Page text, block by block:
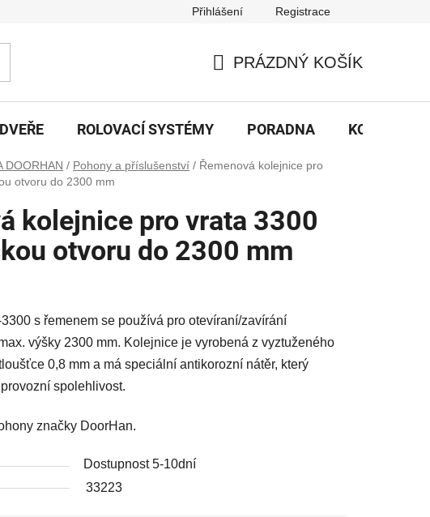
Přihlášení Registrace
KOŠÍK
PRÁZDNÝ KOŠÍK
ROLOVACÍ SYSTÉMY PORADNA KONTAKTY
DOORHAN / Pohony a příslušenství / Řemenová kolejnice pro
otvoru do 2300 mm
kolejnice pro vrata 3300
otvoru do 2300 mm
s řemenem se používá pro otevíraní/zavírání
výšky 2300 mm. Kolejnice je vyrobená z vyztuženého
0,8 mm a má speciální antikorozní nátěr, který
spolehlivost.
značky DoorHan.
Dostupnost 5-10dní
33223